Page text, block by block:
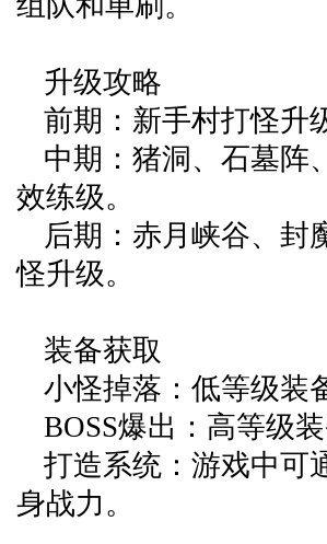
升级攻略
前期：新手村打怪升
中期：猪洞、石墓阵
效练级。
后期：赤月峡谷、封
怪升级。
装备获取
小怪掉落：低等级装
BOSS爆出：高等级
打造系统：游戏中可
身战力。